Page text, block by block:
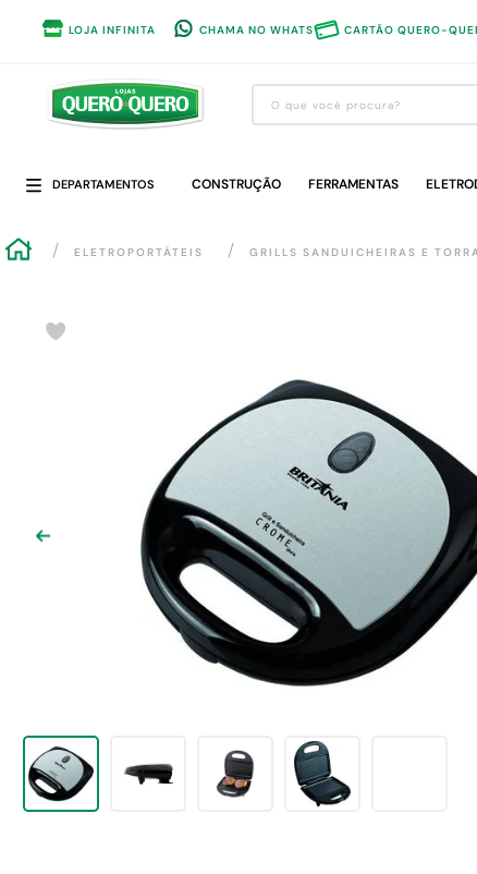
LOJA INFINITA CHAMA NO WHATS CARTÃO QUERO-
O que você procura?
DEPARTAMENTOS CONSTRUÇÃO FERRAMENTAS
ELETROPORTÁTEIS GRILLS SANDUICHEIRAS E
1º
guarda roupa
3º piso cerâmica
forro pvc
porta
comoda
10º